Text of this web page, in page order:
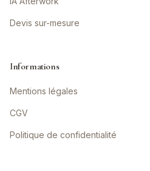
Devis sur-mesure
Informations
Mentions légales
CGV
Politique de confidentialité